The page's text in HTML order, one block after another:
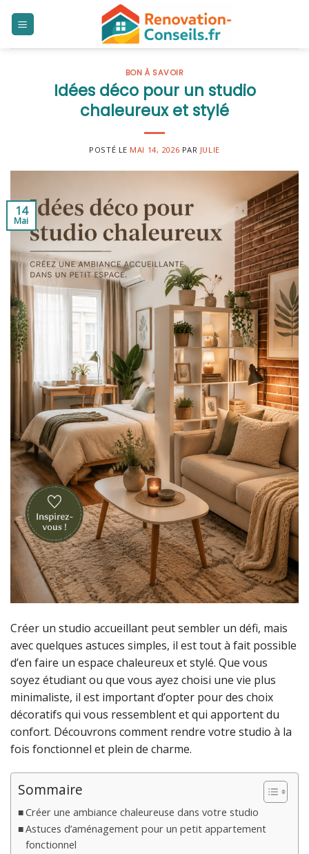
BON À SAVOIR
Idées déco pour un studio
chaleureux et stylé
POSTÉ LE MAI 14, 2026 PAR JULIE
14
Mai
Créer un studio accueillant peut sembler un défi, mais
avec quelques astuces simples, il est tout à fait possible
d’en faire un espace chaleureux et stylé. Que vous
soyez étudiant ou que vous ayez choisi une vie plus
minimaliste, il est important d’opter pour des choix
décoratifs qui vous ressemblent et qui apportent du
confort. Découvrons comment rendre votre studio à la
fois fonctionnel et plein de charme.
Sommaire
Créer une ambiance chaleureuse dans votre studio
Astuces d’aménagement pour un petit appartement
fonctionnel